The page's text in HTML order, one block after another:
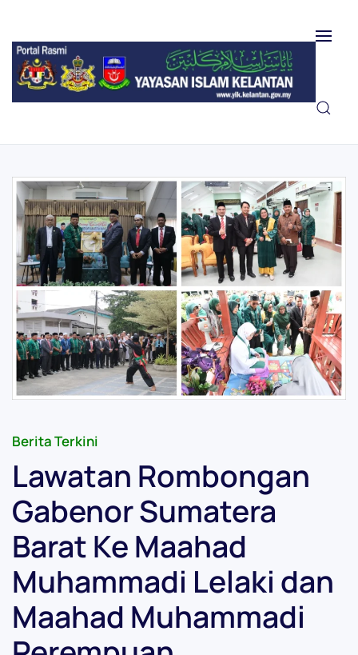
Skip to main content
Berita Terkini
Lawatan Rombongan
Gabenor Sumatera
Barat Ke Maahad
Muhammadi Lelaki dan
Maahad Muhammadi